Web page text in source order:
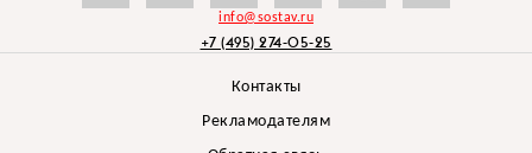
info@sostav.ru
+7 (495) 274-05-25
Контакты
Рекламодателям